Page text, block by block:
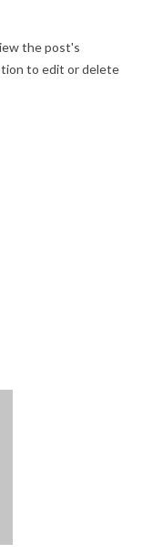
the post's
to edit or delete